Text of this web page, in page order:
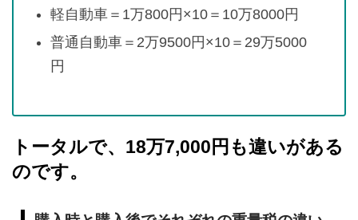
軽自動車＝1万800円×10＝10万8000円
普通自動車＝2万9500円×10＝29万5000
円
トータルで、18万7,000円も違いがある
のです。